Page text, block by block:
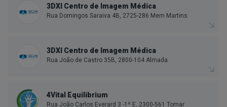
3DXI Centro de Imagem Médica
Rua Domingos Saraiva 4B, 2725-286 Mem Martins
3DXI Centro de Imagem Médica
Rua João de Castro 35B, 2800-104 Almada
4Vital Equilibrium
Rua João Carlos Everard 3 -1º E, 2300-561 Tomar